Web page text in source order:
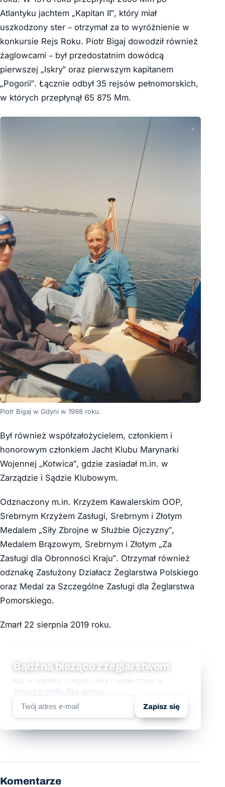
Atlantyku jachtem „Kapitan II”, który miał
uszkodzony ster – otrzymał za to wyróżnienie w
konkursie Rejs Roku. Piotr Bigaj dowodził również
żaglowcami – był przedostatnim dowódcą
pierwszej „Iskry” oraz pierwszym kapitanem
„Pogorii”. Łącznie odbył 35 rejsów pełnomorskich,
w których przepłynął 65 875 Mm.
Piotr Bigaj w Gdyni w 1998 roku.
Był również współzałożycielem, członkiem i
honorowym członkiem Jacht Klubu Marynarki
Wojennej „Kotwica”, gdzie zasiadał m.in. w
Zarządzie i Sądzie Klubowym.
Odznaczony m.in. Krzyżem Kawalerskim OOP,
Srebrnym Krzyżem Zasługi, Srebrnym i Złotym
Medalem „Siły Zbrojne w Służbie Ojczyzny”,
Medalem Brązowym, Srebrnym i Złotym „Za
Zasługi dla Obronności Kraju”. Otrzymał również
odznakę Zasłużony Działacz Żeglarstwa Polskiego
oraz Medal za Szczególne Zasługi dla Żeglarstwa
Pomorskiego.
Zmarł 22 sierpnia 2019 roku.
Bądź na bieżąco z żeglarstwem
Raz w tygodniu - regaty, rejsy i ludzie morza w
jednym e-mailu. Bez spamu.
Zapisz się
Komentarze